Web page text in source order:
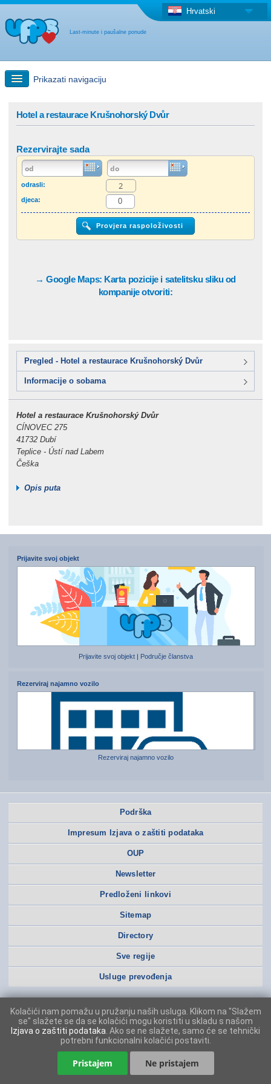
Last-minute i paušalne ponude
Hrvatski
Prikazati navigaciju
"Last Minute"ponuda + Paušalna ponuda
Druga država
Hotel a restaurace Krušnohorský Dvůr
Rezervirajte sada
odrasli:
djeca:
→ Google Maps: Karta pozicije i satelitsku sliku od
kompanije otvoriti:
Pregled - Hotel a restaurace Krušnohorský Dvůr
Informacije o sobama
Hotel a restaurace Krušnohorský Dvůr
CÍNOVEC 275
41732 Dubí
Teplice - Ústí nad Labem
Češka
Opis puta
Prijavite svoj objekt
Prijavite svoj objekt Područje članstva
Rezerviraj najamno vozilo
Rezerviraj najamno vozilo
Podrška
Impresum Izjava o zaštiti podataka
OUP
Newsletter
Predloženi linkovi
Sitemap
Directory
Sve regije
Usluge prevođenja
Kolačići nam pomažu u pružanju naših usluga. Klikom na "Slažem
se" slažete se da se kolačići mogu koristiti u skladu s našom
Izjava o zaštiti podataka . Ako se ne slažete, samo će se tehnički
potrebni funkcionalni kolačići postaviti.